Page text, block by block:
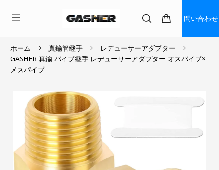
問い合わせ
ホーム 真鍮管継手
レデューサーアダプター
GASHER 真鍮 パイプ継手 レデューサーアダプター オスパイプ×
メスパイプ
$3.60